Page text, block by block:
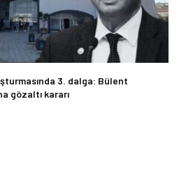
3. dalga: Bülent
gözaltı kararı